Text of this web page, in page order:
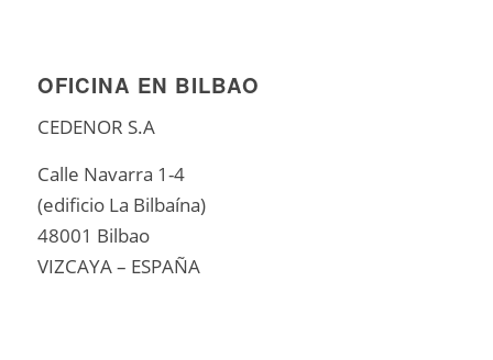
OFICINA EN BILBAO
CEDENOR S.A
Calle Navarra 1-4
(edificio La Bilbaína)
48001 Bilbao
VIZCAYA – ESPAÑA